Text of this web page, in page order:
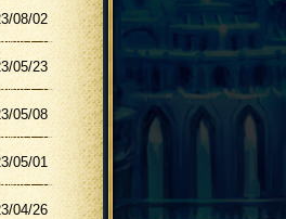
08/02
05/23
05/08
05/01
04/26